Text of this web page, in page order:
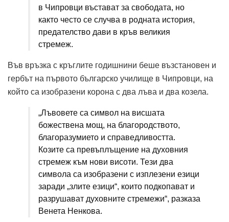
в Чипровци въстават за свободата, но
както често се случва в родната история,
предателство дави в кръв великия
стремеж.
Във връзка с кръглите годишнини беше възстановен и
гербът на първото българско училище в Чипровци, на
който са изобразени корона с два лъва и два козела.
„Лъвовете са символ на висшата
божествена мощ, на благородството,
благоразумието и справедливостта.
Козите са превъплъщение на духовния
стремеж към нови висоти. Тези два
символа са изобразени с изплезени езици
заради „злите езици“, които подкопават и
разрушават духовните стремежи“, разказа
Венета Ненкова.